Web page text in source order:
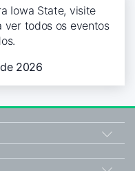
Iowa State, visite
todos os eventos
2026